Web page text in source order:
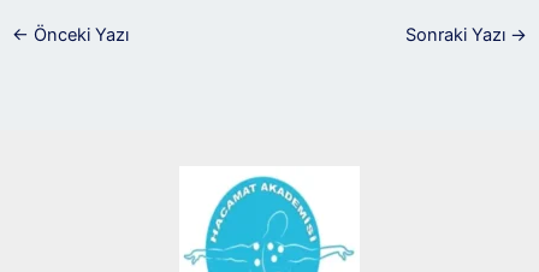
← Önceki Yazı Sonraki Yazı →